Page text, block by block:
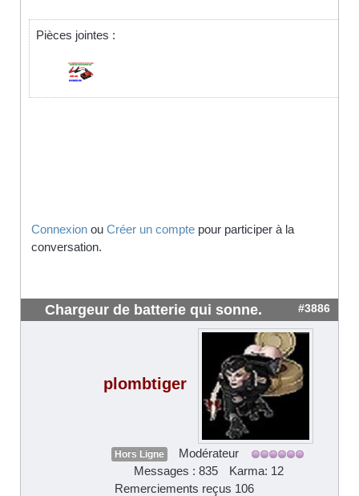
Pièces jointes :
Connexion ou Créer un compte pour participer à la
conversation.
Chargeur de batterie qui sonne. #3886
plombtiger
Hors Ligne
Modérateur
Messages : 835
Karma: 12
Remerciements reçus 106